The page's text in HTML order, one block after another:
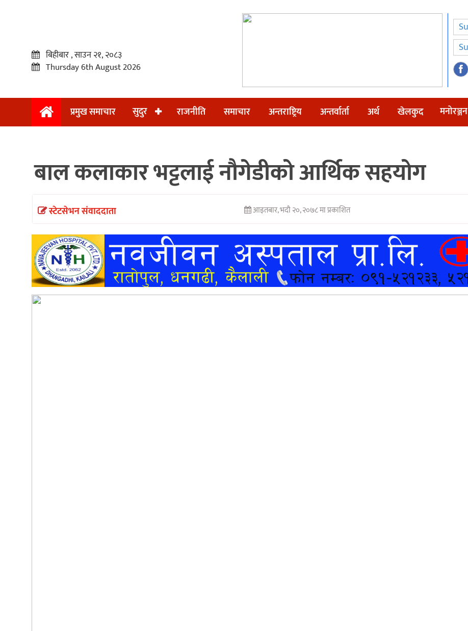
प्रमुख
समाचार
अन्तर्वार्ता
खेलकुद
बिहीबार , साउन २१, २०८३
Thursday 6th August 2026
प्रमुख समाचार सुदुर राजनीति समाचार अन्तराष्ट्रिय अन्तर्वार्ता अर्थ खेलकुद मनोरञ्जन
बाल कलाकार भट्टलाई नौगेडीको आर्थिक सहयोग
स्टेटसेभन संवाददाता आइतबार, भदौ २०, २०७८ मा प्रकाशित